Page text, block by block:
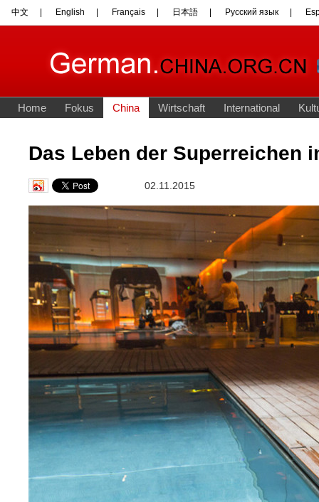
Das Leben der Superreichen
02.11.2015